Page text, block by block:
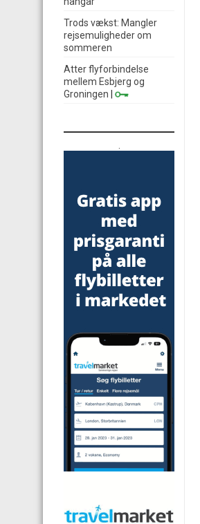
Trods vækst: Mangler
rejsemuligheder om
sommeren
Atter flyforbindelse
mellem Esbjerg og
Groningen